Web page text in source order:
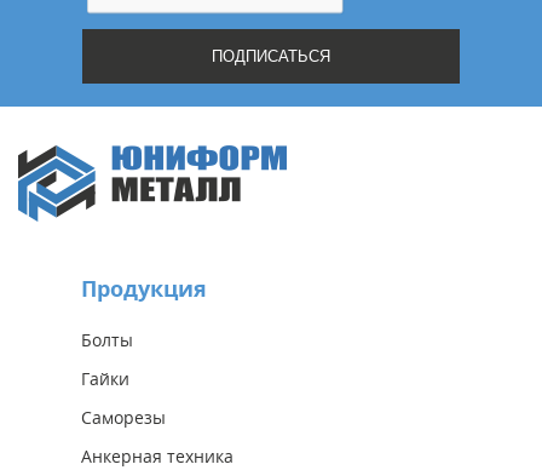
Продукция
Болты
Гайки
Саморезы
Анкерная техника